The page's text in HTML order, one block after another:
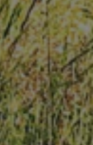
Appartement Hotel
Quiet and sunny